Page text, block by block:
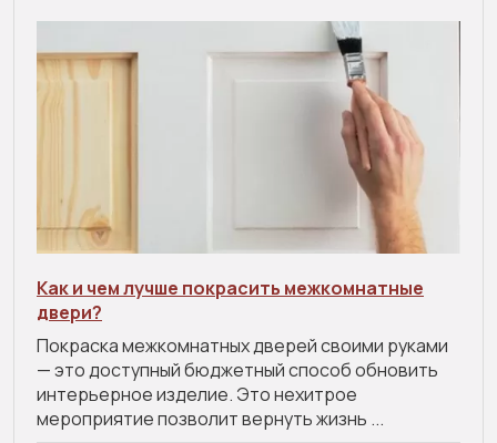
Как и чем лучше покрасить межкомнатные
двери?
Покраска межкомнатных дверей своими руками
— это доступный бюджетный способ обновить
интерьерное изделие. Это нехитрое
мероприятие позволит вернуть жизнь ...